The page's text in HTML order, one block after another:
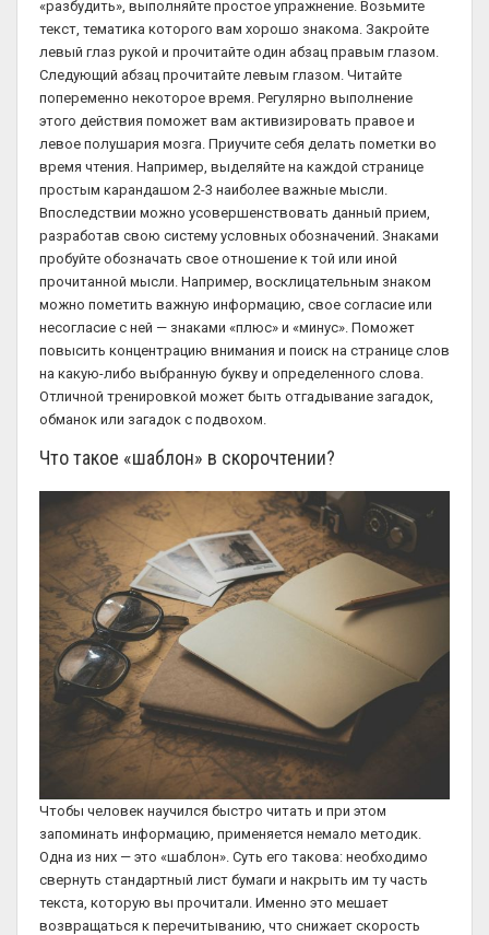
«разбудить», выполняйте простое упражнение. Возьмите
текст, тематика которого вам хорошо знакома. Закройте
левый глаз рукой и прочитайте один абзац правым глазом.
Следующий абзац прочитайте левым глазом. Читайте
попеременно некоторое время. Регулярно выполнение
этого действия поможет вам активизировать правое и
левое полушария мозга. Приучите себя делать пометки во
время чтения. Например, выделяйте на каждой странице
простым карандашом 2-3 наиболее важные мысли.
Впоследствии можно усовершенствовать данный прием,
разработав свою систему условных обозначений. Знаками
пробуйте обозначать свое отношение к той или иной
прочитанной мысли. Например, восклицательным знаком
можно пометить важную информацию, свое согласие или
несогласие с ней — знаками «плюс» и «минус». Поможет
повысить концентрацию внимания и поиск на странице слов
на какую-либо выбранную букву и определенного слова.
Отличной тренировкой может быть отгадывание загадок,
обманок или загадок с подвохом.
Что такое «шаблон» в скорочтении?
Чтобы человек научился быстро читать и при этом
запоминать информацию, применяется немало методик.
Одна из них — это «шаблон». Суть его такова: необходимо
свернуть стандартный лист бумаги и накрыть им ту часть
текста, которую вы прочитали. Именно это мешает
возвращаться к перечитыванию, что снижает скорость